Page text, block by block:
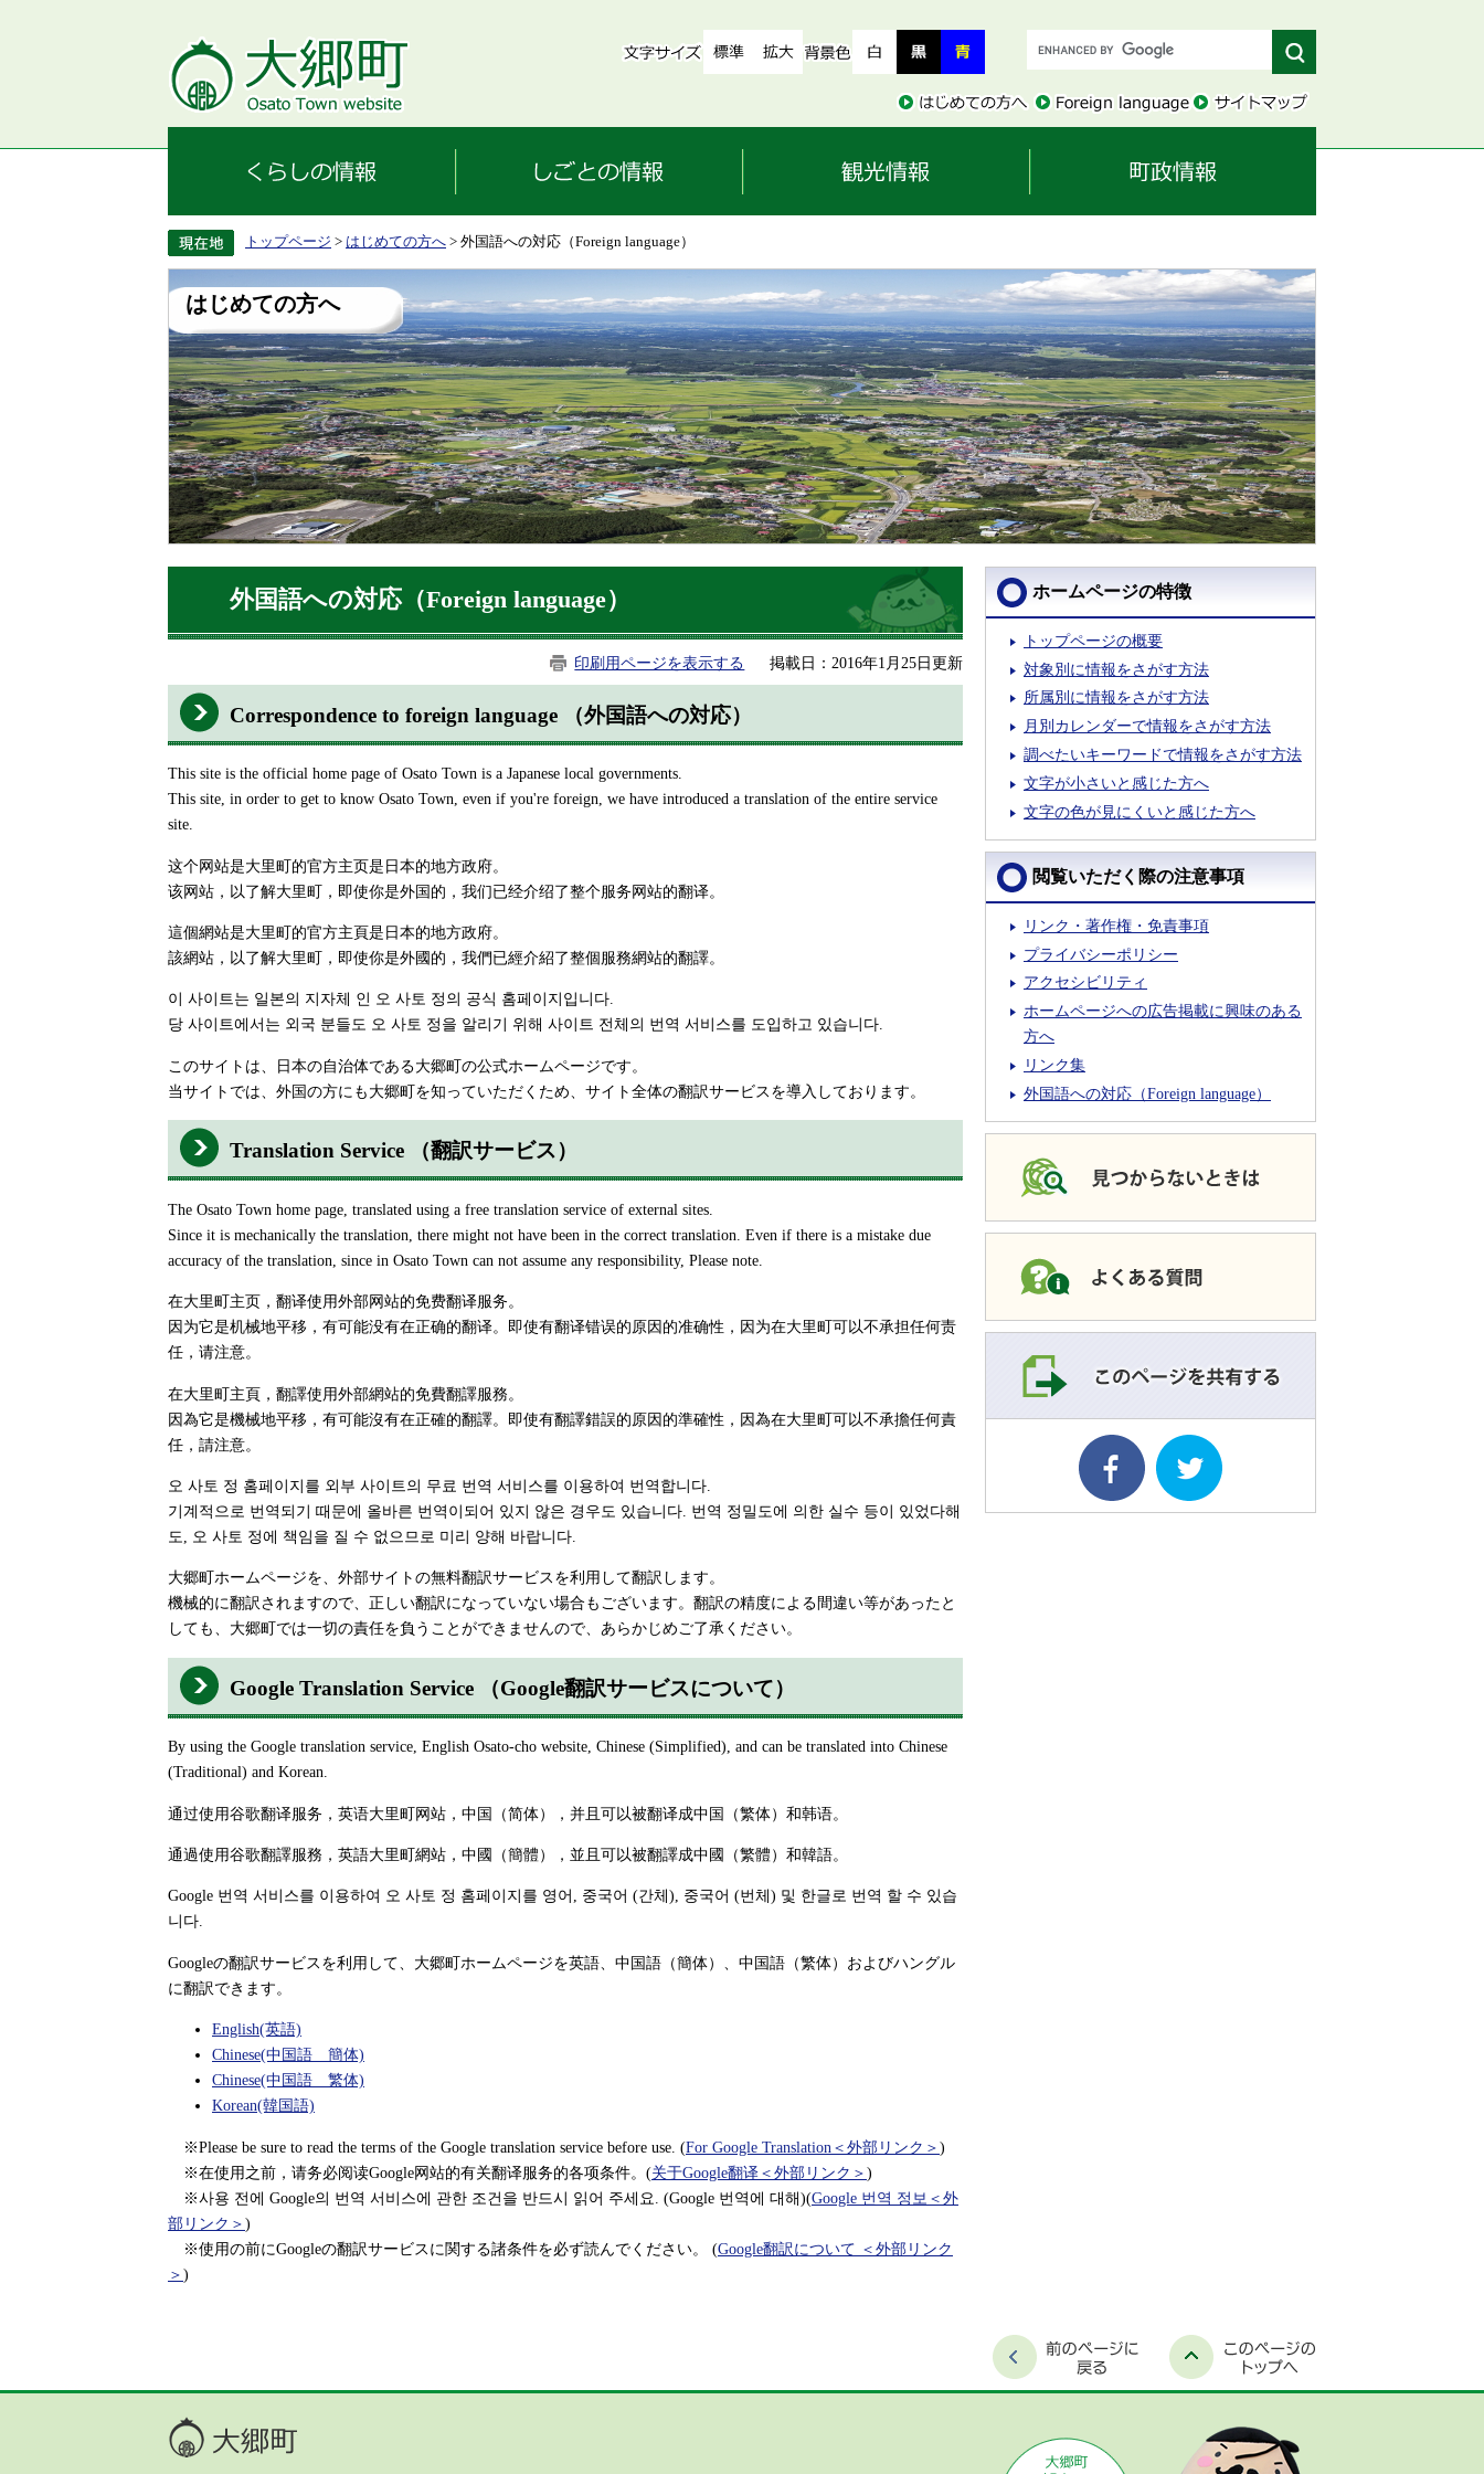
トップページ > はじめての方へ > 外国語への対応（Foreign language）
はじめての方へ
外国語への対応（Foreign language）
印刷用ページを表示する 掲載日：2016年1月25日更新
Correspondence to foreign language （外国語への対応）
This site is the official home page of Osato Town is a Japanese local governments.
This site, in order to get to know Osato Town, even if you're foreign, we have introduced a translation of the entire service
site.
这个网站是大里町的官方主页是日本的地方政府。
该网站，以了解大里町，即使你是外国的，我们已经介绍了整个服务网站的翻译。
這個網站是大里町的官方主頁是日本的地方政府。
該網站，以了解大里町，即使你是外國的，我們已經介紹了整個服務網站的翻譯。
이 사이트는 일본의 지자체 인 오 사토 정의 공식 홈페이지입니다.
당 사이트에서는 외국 분들도 오 사토 정을 알리기 위해 사이트 전체의 번역 서비스를 도입하고 있습니다.
このサイトは、日本の自治体である大郷町の公式ホームページです。
当サイトでは、外国の方にも大郷町を知っていただくため、サイト全体の翻訳サービスを導入しております。
Translation Service （翻訳サービス）
The Osato Town home page, translated using a free translation service of external sites.
Since it is mechanically the translation, there might not have been in the correct translation. Even if there is a mistake due
accuracy of the translation, since in Osato Town can not assume any responsibility, Please note.
在大里町主页，翻译使用外部网站的免费翻译服务。
因为它是机械地平移，有可能没有在正确的翻译。即使有翻译错误的原因的准确性，因为在大里町可以不承担任何责
任，请注意。
在大里町主頁，翻譯使用外部網站的免費翻譯服務。
因為它是機械地平移，有可能沒有在正確的翻譯。即使有翻譯錯誤的原因的準確性，因為在大里町可以不承擔任何責
任，請注意。
오 사토 정 홈페이지를 외부 사이트의 무료 번역 서비스를 이용하여 번역합니다.
기계적으로 번역되기 때문에 올바른 번역이되어 있지 않은 경우도 있습니다. 번역 정밀도에 의한 실수 등이 있었다해
도, 오 사토 정에 책임을 질 수 없으므로 미리 양해 바랍니다.
大郷町ホームページを、外部サイトの無料翻訳サービスを利用して翻訳します。
機械的に翻訳されますので、正しい翻訳になっていない場合もございます。翻訳の精度による間違い等があったと
しても、大郷町では一切の責任を負うことができませんので、あらかじめご了承ください。
Google Translation Service （Google翻訳サービスについて）
By using the Google translation service, English Osato-cho website, Chinese (Simplified), and can be translated into Chinese
(Traditional) and Korean.
通过使用谷歌翻译服务，英语大里町网站，中国（简体），并且可以被翻译成中国（繁体）和韩语。
通過使用谷歌翻譯服務，英語大里町網站，中國（簡體），並且可以被翻譯成中國（繁體）和韓語。
Google 번역 서비스를 이용하여 오 사토 정 홈페이지를 영어, 중국어 (간체), 중국어 (번체) 및 한글로 번역 할 수 있습
니다.
Googleの翻訳サービスを利用して、大郷町ホームページを英語、中国語（簡体）、中国語（繁体）およびハングル
に翻訳できます。
English(英語)
Chinese(中国語 簡体)
Chinese(中国語 繁体)
Korean(韓国語)
※Please be sure to read the terms of the Google translation service before use. (For Google Translation ＜外部リンク＞)
※在使用之前，请务必阅读Google网站的有关翻译服务的各项条件。(关于Google翻译＜外部リンク＞)
※사용 전에 Google의 번역 서비스에 관한 조건을 반드시 읽어 주세요. (Google 번역에 대해)(Google 번역 정보 ＜外
部リンク＞)
※使用の前にGoogleの翻訳サービスに関する諸条件を必ず読んでください。 (Google翻訳について ＜外部リンク
＞)
ホームページの特徴
トップページの概要
対象別に情報をさがす方法
所属別に情報をさがす方法
月別カレンダーで情報をさがす方法
調べたいキーワードで情報をさがす方法
文字が小さいと感じた方へ
文字の色が見にくいと感じた方へ
閲覧いただく際の注意事項
リンク・著作権・免責事項
プライバシーポリシー
アクセシビリティ
ホームページへの広告掲載に興味のある
方へ
リンク集
外国語への対応（Foreign language）